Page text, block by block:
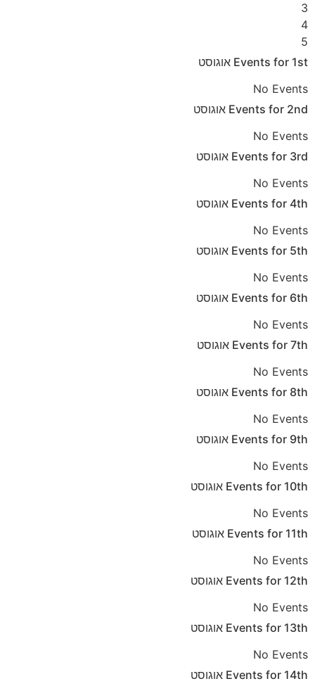
3
4
5
Events for 1st
אוגוסט
No Events
Events for 2nd
אוגוסט
No Events
Events for 3rd
אוגוסט
No Events
Events for 4th
אוגוסט
No Events
Events for 5th
אוגוסט
No Events
Events for 6th
אוגוסט
No Events
Events for 7th
אוגוסט
No Events
Events for 8th
אוגוסט
No Events
Events for 9th
אוגוסט
No Events
Events for 10th
אוגוסט
No Events
Events for 11th
אוגוסט
No Events
Events for 12th
אוגוסט
No Events
Events for 13th
אוגוסט
No Events
Events for 14th
אוגוסט